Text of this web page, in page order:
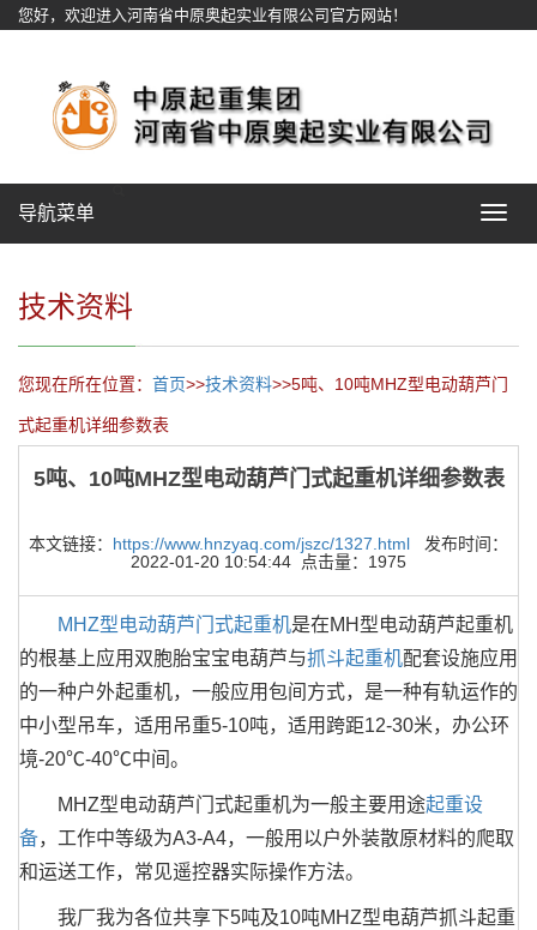
您好，欢迎进入河南省中原奥起实业有限公司官方网站！
Toggle
导航菜单
技术资料
您现在所在位置： 首页>>技术资料>>5吨、10吨MHZ型电动葫芦门
式起重机详细参数表
5吨、10吨MHZ型电动葫芦门式起重机详细参数表
本文链接： https://www.hnzyaq.com/jszc/1327.html 发布时间：
2022-01-20 10:54:44 点击量：1975
MHZ型电动葫芦门式起重机是在MH型电动葫芦起重机
的根基上应用双胞胎宝宝电葫芦与抓斗起重机配套设施应用
的一种户外起重机，一般应用包间方式，是一种有轨运作的
中小型吊车，适用吊重5-10吨，适用跨距12-30米，办公环
境-20℃-40℃中间。
MHZ型电动葫芦门式起重机为一般主要用途起重设
备，工作中等级为A3-A4，一般用以户外装散原材料的爬取
和运送工作，常见遥控器实际操作方法。
我厂我为各位共享下5吨及10吨MHZ型电葫芦抓斗起重